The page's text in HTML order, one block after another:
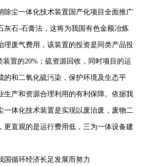
除尘一体化技术装置国产化项目全面推广
灰石-石膏法，这将为我国有色金额冶炼
理废气费用，该装置的投资是同类产品投
装置的20%；硫资源回收，同时项目的运
的和二氧化硫污染，保护环境及生态平
生产和资源合理利用的有利保障。依据我
一体化技术装置是实现以废治废，废物二
更直观的是运行费用低，三为一体设备建
国循环经济长足发展而努力